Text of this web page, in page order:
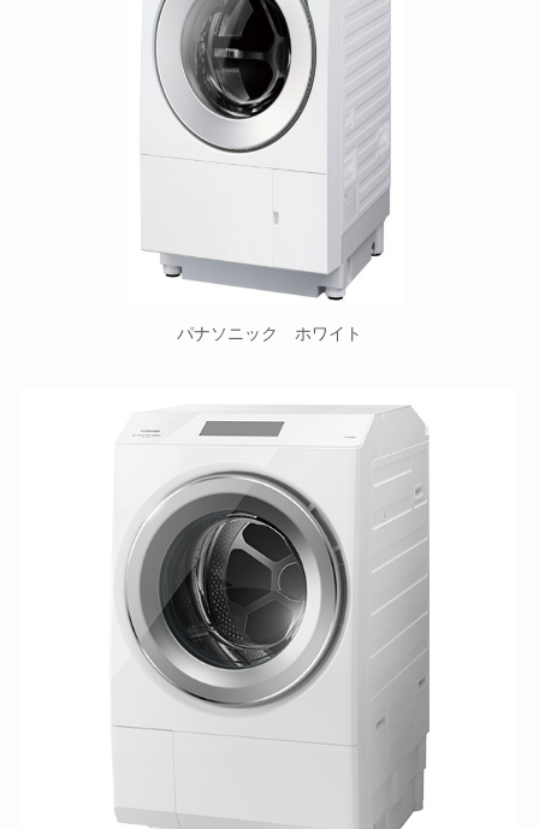
パナソニック ホワイト